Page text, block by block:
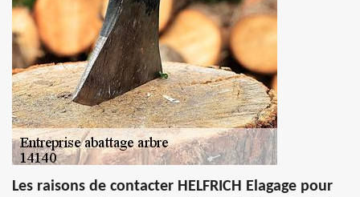
Les raisons de contacter HELFRICH Elagage pour